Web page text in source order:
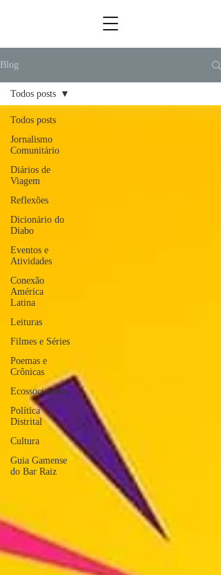
Blog
Todos posts
Jornalismo
Comunitário
Diários de
Viagem
Reflexões
Dicionário do
Diabo
Eventos e
Atividades
Conexão
América
Latina
Leituras
Filmes e Séries
Poemas e
Crônicas
Ecossocialismo
Política
Distrital
Cultura
Guia Gamense
do Bar Raiz
Todos posts